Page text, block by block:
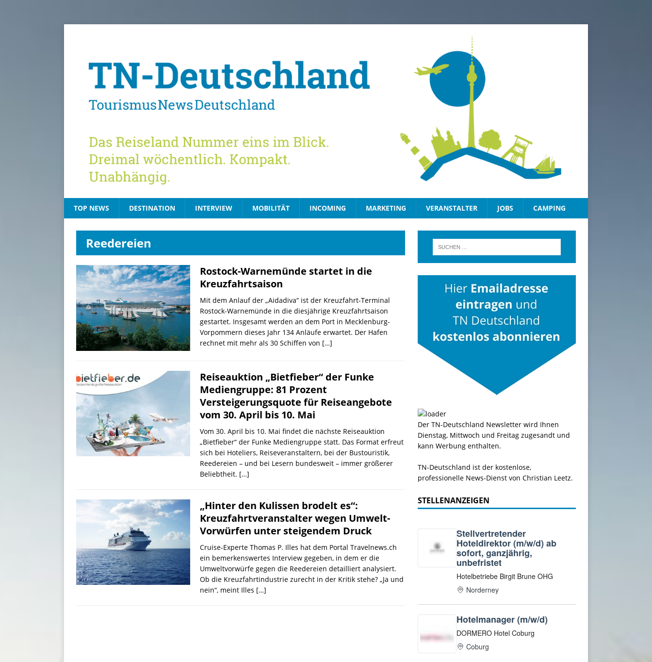
TOP NEWS DESTINATION INTERVIEW MOBILITÄT INCOMING MARKETING VERANSTALTER JOBS CAMPING
Reedereien
Rostock-Warnemünde startet in die
Kreuzfahrtsaison
Mit dem Anlauf der „Aidadiva“ ist der Kreuzfahrt-Terminal
Rostock-Warnemünde in die diesjährige Kreuzfahrtsaison
gestartet. Insgesamt werden an dem Port in Mecklenburg-
Vorpommern dieses Jahr 134 Anläufe erwartet. Der Hafen
rechnet mit mehr als 30 Schiffen von […]
Reiseauktion „Bietfieber“ der Funke
Mediengruppe: 81 Prozent
Versteigerungsquote für Reiseangebote
vom 30. April bis 10. Mai
Vom 30. April bis 10. Mai findet die nächste Reiseauktion
„Bietfieber“ der Funke Mediengruppe statt. Das Format erfreut
sich bei Hoteliers, Reiseveranstaltern, bei der Bustouristik,
Reedereien – und bei Lesern bundesweit – immer größerer
Beliebtheit. […]
„Hinter den Kulissen brodelt es“:
Kreuzfahrtveranstalter wegen Umwelt-
Vorwürfen unter steigendem Druck
Cruise-Experte Thomas P. Illes hat dem Portal Travelnews.ch
ein bemerkenswertes Interview gegeben, in dem er die
Umweltvorwürfe gegen die Reedereien detailliert analysiert.
Ob die Kreuzfahrtindustrie zurecht in der Kritik stehe? „Ja und
nein“, meint Illes […]
Der TN-Deutschland Newsletter wird Ihnen
Dienstag, Mittwoch und Freitag zugesandt und
kann Werbung enthalten.
TN-Deutschland ist der kostenlose,
professionelle News-Dienst von Christian Leetz.
STELLENANZEIGEN